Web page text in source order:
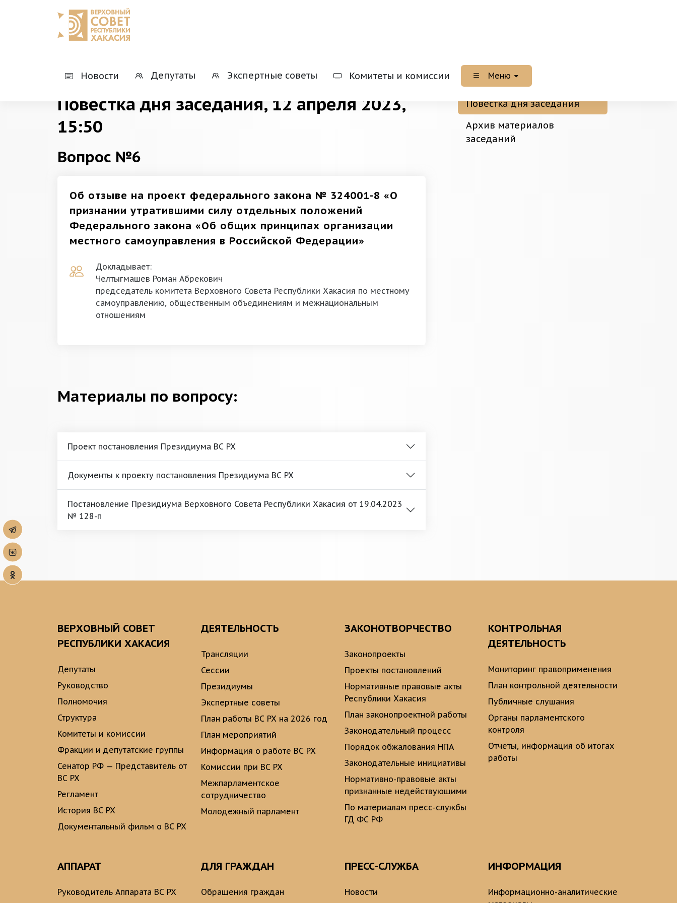
Новости Депутаты Экспертные советы Комитеты и комиссии Меню
Повестка дня заседания
Архив материалов
заседаний
Повестка дня заседания, 12 апреля 2023,
15:50
Вопрос №6
Об отзыве на проект федерального закона № 324001-8 «О
признании утратившими силу отдельных положений
Федерального закона «Об общих принципах организации
местного самоуправления в Российской Федерации»
Докладывает:
Челтыгмашев Роман Абрекович
председатель комитета Верховного Совета Республики Хакасия по местному
самоуправлению, общественным объединениям и межнациональным
отношениям
Материалы по вопросу:
Проект постановления Президиума ВС РХ
Документы к проекту постановления Президиума ВС РХ
Постановление Президиума Верховного Совета Республики Хакасия от 19.04.2023
№ 128-п
ВЕРХОВНЫЙ СОВЕТ
РЕСПУБЛИКИ ХАКАСИЯ
Депутаты
Руководство
Полномочия
Структура
Комитеты и комиссии
Фракции и депутатские группы
Сенатор РФ — Представитель от
ВС РХ
Регламент
История ВС РХ
Документальный фильм о ВС РХ
ДЕЯТЕЛЬНОСТЬ
Трансляции
Сессии
Президиумы
Экспертные советы
План работы ВС РХ на 2026 год
План мероприятий
Информация о работе ВС РХ
Комиссии при ВС РХ
Межпарламентское
сотрудничество
Молодежный парламент
ЗАКОНОТВОРЧЕСТВО
Законопроекты
Проекты постановлений
Нормативные правовые акты
Республики Хакасия
План законопроектной работы
Законодательный процесс
Порядок обжалования НПА
Законодательные инициативы
Нормативно-правовые акты
признанные недействующими
По материалам пресс-службы
ГД ФС РФ
КОНТРОЛЬНАЯ
ДЕЯТЕЛЬНОСТЬ
Мониторинг правоприменения
План контрольной деятельности
Публичные слушания
Органы парламентского
контроля
Отчеты, информация об итогах
работы
АППАРАТ
Руководитель Аппарата ВС РХ
ДЛЯ ГРАЖДАН
Обращения граждан
ПРЕСС-СЛУЖБА
Новости
ИНФОРМАЦИЯ
Информационно-аналитические